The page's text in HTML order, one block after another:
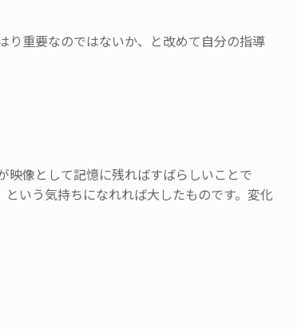
り重要なのではないか、と改めて自分の指導
映像として記憶に残ればすばらしいことで
いう気持ちになれれば大したものです。変化